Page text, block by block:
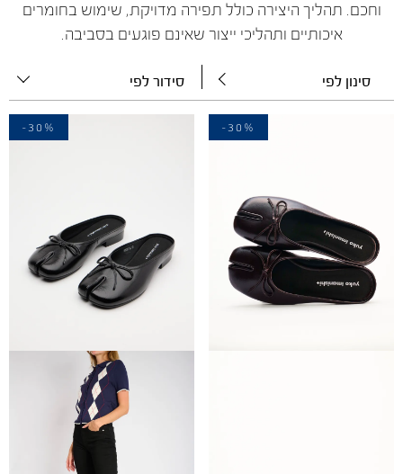
וחכם. תהליך היצירה כולל תפירה מדויקת, שימוש בחומרים
איכותיים ותהליכי ייצור שאינם פוגעים בסביבה.
סינון לפי סידור לפי
-30%
-30%